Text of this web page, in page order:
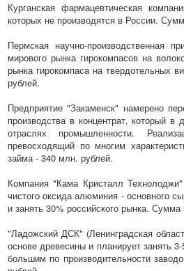
Курганская фармацевтическая
которых не производятся в России.
Пермская научно-производственная
мирового рынка гирокомпасов на
рынка гирокомпаса на твердотельных
рублей.
Предприятие "Закаменск" намерено
производства в концентрат, который
отраслях промышленности.
превосходящий по многим
займа - 340 млн. рублей.
Компания "Кама Кристалл
чистого оксида алюминия - основного
и занять 30% российского рынка.
"Ладожский ДСК" (Ленинградская
основе древесины и планирует занять
большим по производительности